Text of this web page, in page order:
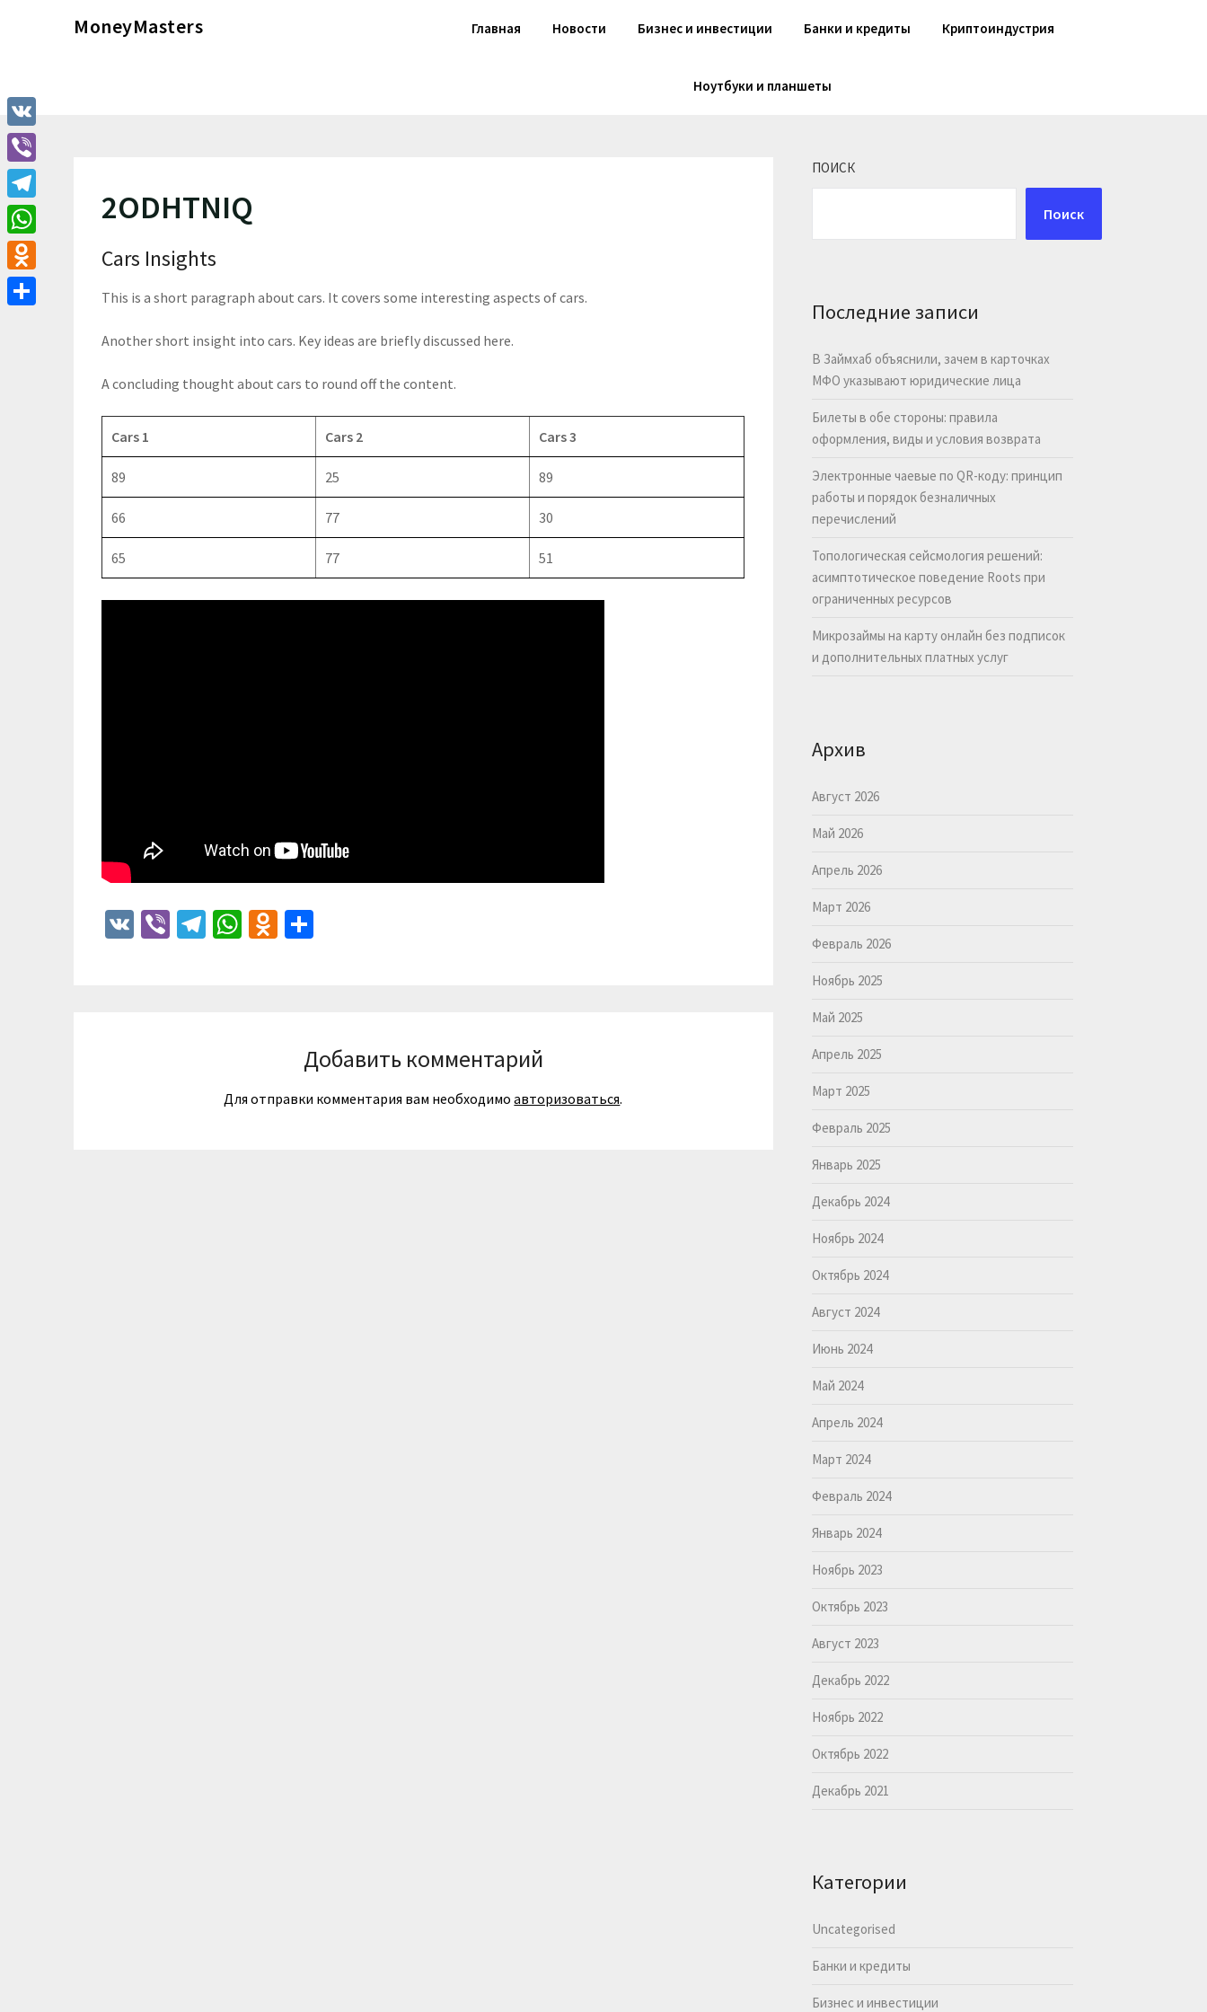
MoneyMasters Главная Новости Бизнес и инвестиции Банки и кредиты Криптоиндустрия
Ноутбуки и планшеты
2ODHTNIQ
Cars Insights
This is a short paragraph about cars. It covers some interesting aspects of cars.
Another short insight into cars. Key ideas are briefly discussed here.
A concluding thought about cars to round off the content.
Cars 1 Cars 2 Cars 3
89 25 89
66 77 30
65 77 51
VK ViberTelegram
WhatsApp
Odnoklassniki
Добавить комментарий
Для отправки комментария вам необходимоавторизоваться.
ПОИСК
Поиск
Последние записи
В Займхаб объяснили, зачем в карточках
МФО указывают юридические лица
Билеты в обе стороны: правила
оформления, виды и условия возврата
Электронные чаевые по QR-коду: принцип
работы и порядок безналичных
перечислений
Топологическая сейсмология решений:
асимптотическое поведение Roots при
ограниченных ресурсов
Микрозаймы на карту онлайн без подписок
и дополнительных платных услуг
Архив
Август 2026
Май 2026
Апрель 2026
Март 2026
Февраль 2026
Ноябрь 2025
Май 2025
Апрель 2025
Март 2025
Февраль 2025
Январь 2025
Декабрь 2024
Ноябрь 2024
Октябрь 2024
Август 2024
Июнь 2024
Май 2024
Апрель 2024
Март 2024
Февраль 2024
Январь 2024
Ноябрь 2023
Октябрь 2023
Август 2023
Декабрь 2022
Ноябрь 2022
Октябрь 2022
Декабрь 2021
Категории
Uncategorised
Банки и кредиты
Бизнес и инвестиции
VK
Viber
Telegram
WhatsApp
Odnoklassniki